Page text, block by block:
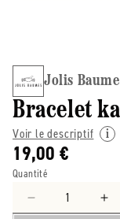
Jolis
Bracelet
Voir le descriptif
19,00 €
Quantité
Réduire